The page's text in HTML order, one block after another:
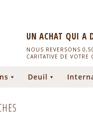
UN ACHAT QUI A
NOUS REVERSONS
CARITATIVE DE VOTRE
Deuil